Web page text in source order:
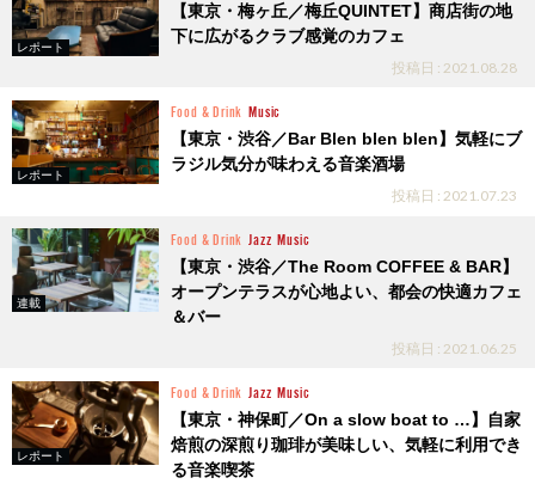
レポート
【東京・梅ヶ丘／梅丘QUINTET】商店街の地
下に広がるクラブ感覚のカフェ
投稿日 : 2021.08.28
レポート
Food & Drink Music
【東京・渋谷／Bar Blen blen blen】気軽にブ
ラジル気分が味わえる音楽酒場
投稿日 : 2021.07.23
連載
Food & Drink Jazz Music
【東京・渋谷／The Room COFFEE & BAR】
オープンテラスが心地よい、都会の快適カフェ
＆バー
投稿日 : 2021.06.25
レポート
Food & Drink Jazz Music
【東京・神保町／On a slow boat to …】自家
焙煎の深煎り珈琲が美味しい、気軽に利用でき
る音楽喫茶